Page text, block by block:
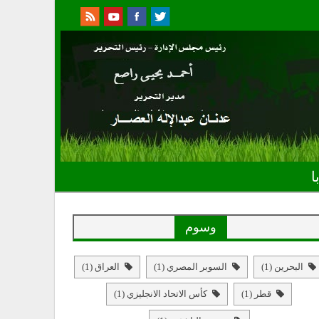
وسوم
البحرين (1) السوبر المصري (1) العراق (1)
قطر (1) كأس الاتحاد الانجليزي (1)